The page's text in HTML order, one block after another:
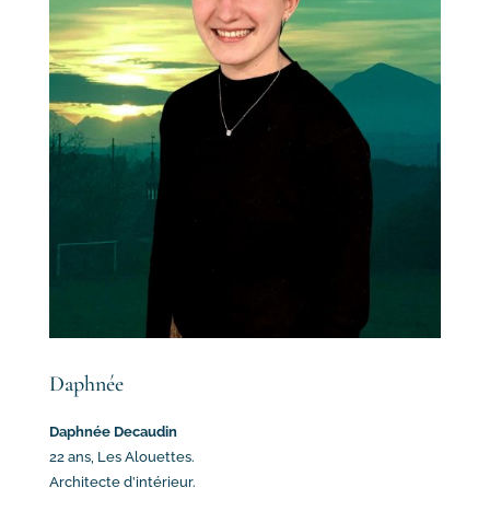
Daphnée
Daphnée Decaudin
22 ans, Les Alouettes.
Architecte d’intérieur.